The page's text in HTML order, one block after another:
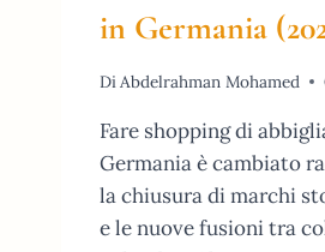
in Germania
DiAbdelrahman Mohamed
Fare shopping di
Germania è cambiato
la chiusura di marchi
e le nuove fusioni tra